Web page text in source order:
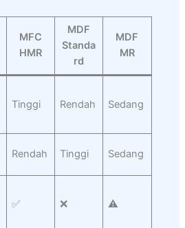
MFC
HMR
MDF
Standa
rd
MDF
MR
Tinggi Rendah Sedang
Rendah Tinggi Sedang
✅ ❌ ⚠️